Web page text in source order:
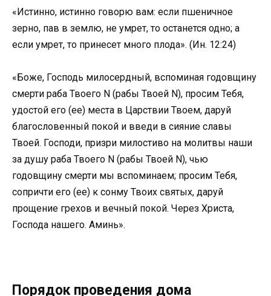
«Истинно, истинно говорю вам: если пшеничное
зерно, пав в землю, не умрет, то останется одно; а
если умрет, то принесет много плода». (Ин. 12:24)
«Боже, Господь милосердный, вспоминая годовщину
смерти раба Твоего N (рабы Твоей N), просим Тебя,
удостой его (ее) места в Царствии Твоем, даруй
благословенный покой и введи в сияние славы
Твоей. Господи, призри милостиво на молитвы наши
за душу раба Твоего N (рабы Твоей N), чью
годовщину смерти мы вспоминаем; просим Тебя,
сопричти его (ее) к сонму Твоих святых, даруй
прощение грехов и вечный покой. Через Христа,
Господа нашего. Аминь».
Порядок проведения дома